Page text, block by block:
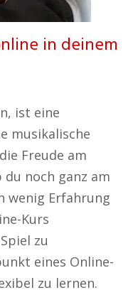
in deinem
ist eine
musikalische
Freude am
du noch ganz am
wenig Erfahrung
Kurs
zu
eines Online-
zu lernen.